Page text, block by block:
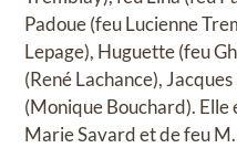
Padoue (feu Lucienne
Lepage), Huguette (feu
(René Lachance),
(Monique Bouchard).
Marie Savard et de feu